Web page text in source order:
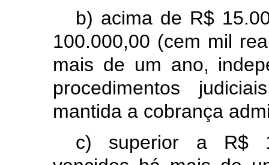
b) acima de R$
100.000,00 (cem mil
mais de um ano,
procedimentos
mantida a cobrança
c) superior a R$